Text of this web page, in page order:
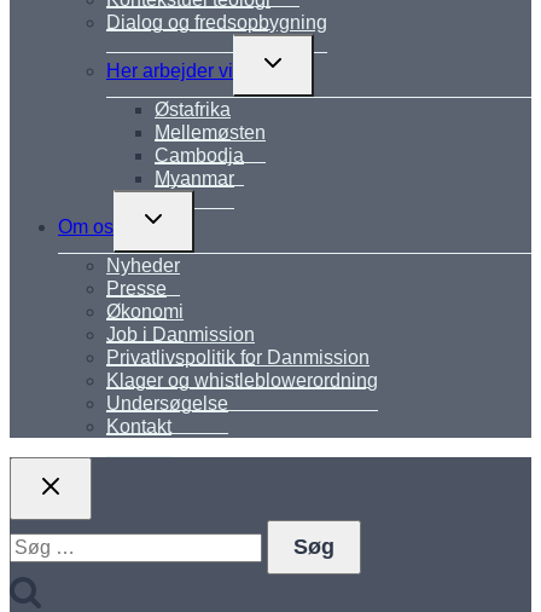
Dialog og fredsopbygning
Her arbejder vi
Skift
Østafrika
Mellemøsten
Cambodja
Myanmar
Om os
Skift
Nyheder
Presse
Økonomi
Job i Danmission
Privatlivspolitik for Danmission
Klager og whistleblowerordning
Undersøgelse
Kontakt
Søg
efter: